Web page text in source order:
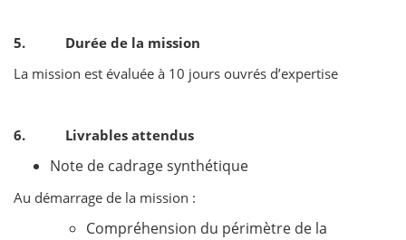
5. Durée de la mission
La mission est évaluée à 10 jours ouvrés d’expertise
6. Livrables attendus
Note de cadrage synthétique
Au démarrage de la mission :
Compréhension du périmètre de la